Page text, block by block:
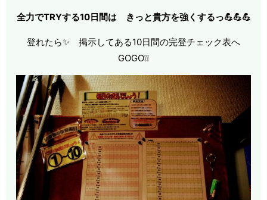
全力でTRYする10日間は きっと貴方を強くするっ💪💪💪
登れたら✨ 掲示してある10日間の完登チェック表へ
GOGO❕❕